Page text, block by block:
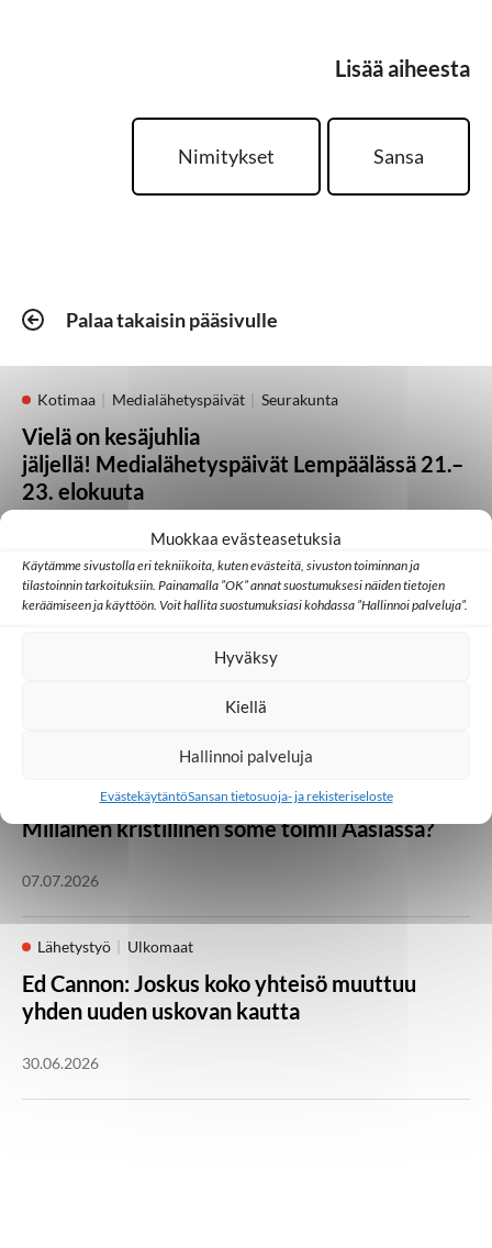
Muokkaa evästeasetuksia
Käytämme sivustolla eri tekniikoita, kuten evästeitä, sivuston toiminnan ja
tilastoinnin tarkoituksiin. Painamalla ”OK” annat suostumuksesi näiden tietojen
keräämiseen ja käyttöön. Voit hallita suostumuksiasi kohdassa ”Hallinnoi palveluja”.
Hyväksy
Kiellä
Hallinnoi palveluja
EvästekäytäntöSansan tietosuoja- ja rekisteriseloste
Lisää aiheesta
Nimitykset Sansa
Palaa takaisin pääsivulle
Kotimaa Medialähetyspäivät Seurakunta
Vielä on kesäjuhlia
jäljellä! Medialähetyspäivät Lempäälässä 21.–
23. elokuuta
Kotimaa Lähetystyö Seurakunta
Heikki Kärhän kutsumuksena on evankeliumin
Huomisen yhteisöt Japani Kambodža Ulkomaat
Millainen kristillinen some toimii Aasiassa?
07.07.2026
Lähetystyö Ulkomaat
Ed Cannon: Joskus koko yhteisö muuttuu
yhden uuden uskovan kautta
30.06.2026